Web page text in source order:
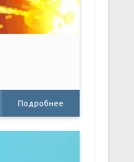
Подробнее